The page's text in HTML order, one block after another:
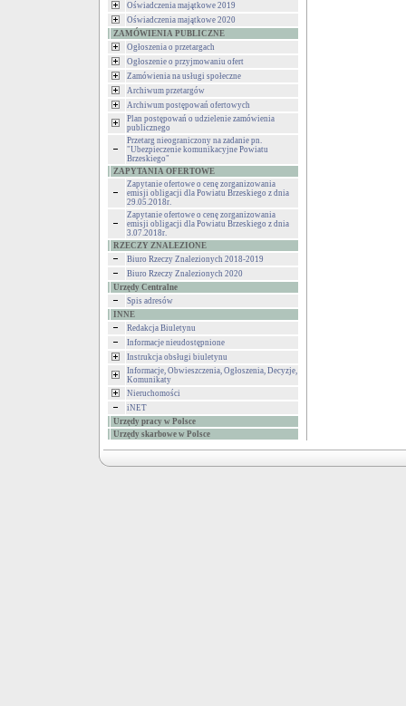
Oświadczenia majątkowe 2019
Oświadczenia majątkowe 2020
ZAMÓWIENIA PUBLICZNE
Ogłoszenia o przetargach
Ogłoszenie o przyjmowaniu ofert
Zamówienia na usługi społeczne
Archiwum przetargów
Archiwum postępowań ofertowych
Plan postępowań o udzielenie zamówienia
publicznego
Przetarg nieograniczony na zadanie pn.
"Ubezpieczenie komunikacyjne Powiatu
Brzeskiego"
ZAPYTANIA OFERTOWE
Zapytanie ofertowe o cenę zorganizowania
emisji obligacji dla Powiatu Brzeskiego z dnia
29.05.2018r.
Zapytanie ofertowe o cenę zorganizowania
emisji obligacji dla Powiatu Brzeskiego z dnia
3.07.2018r.
RZECZY ZNALEZIONE
Biuro Rzeczy Znalezionych 2018-2019
Biuro Rzeczy Znalezionych 2020
Urzędy Centralne
Spis adresów
INNE
Redakcja Biuletynu
Informacje nieudostępnione
Instrukcja obsługi biuletynu
Informacje, Obwieszczenia, Ogłoszenia, Decyzje,
Komunikaty
Nieruchomości
iNET
Urzędy pracy w Polsce
Urzędy skarbowe w Polsce